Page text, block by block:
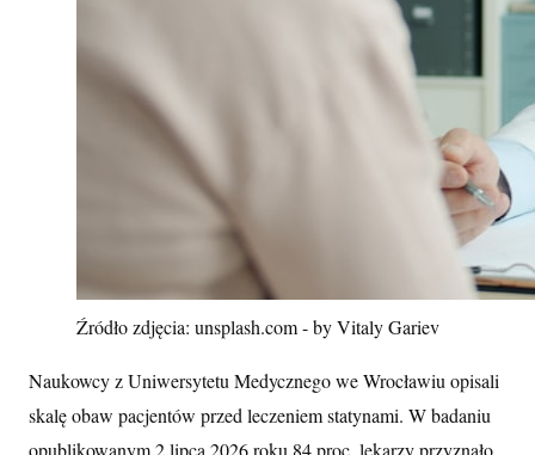
Źródło zdjęcia: unsplash.com - by Vitaly Gariev
Naukowcy z Uniwersytetu Medycznego we Wrocławiu opisali
skalę obaw pacjentów przed leczeniem statynami. W badaniu
opublikowanym 2 lipca 2026 roku 84 proc. lekarzy przyznało,